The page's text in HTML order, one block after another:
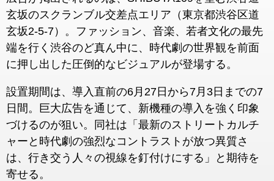
玄坂のスクランブル交差点エリア（東京都渋谷区道
玄坂2-5-7）。ファッション、音楽、若者文化の最先
端を行く渋谷のど真ん中に、時代劇の世界観を前面
に押し出した圧倒的なビジュアルが登場する。
設置期間は、導入直前の6月27日から7月3日までの7
日間。巨大広告を通じて、新機種の導入を強く印象
づけるのが狙い。同社は「最新のストリートカルチ
ャーと時代劇の強烈なコントラストが放つ異質さ
は、行き交う人々の視線を釘付けにする」と期待を
寄せる。